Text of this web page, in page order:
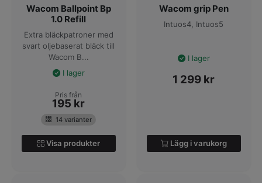
Wacom Ballpoint Bp
1.0 Refill
Extra bläckpatroner med
svart oljebaserat bläck till
Wacom B...
I lager
Pris från
195 kr
14 varianter
Visa produkter
Wacom grip Pen
Intuos4, Intuos5
I lager
1 299 kr
Lägg i varukorg